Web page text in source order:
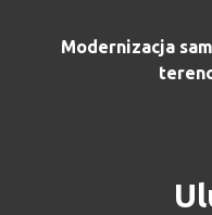
Modernizacja